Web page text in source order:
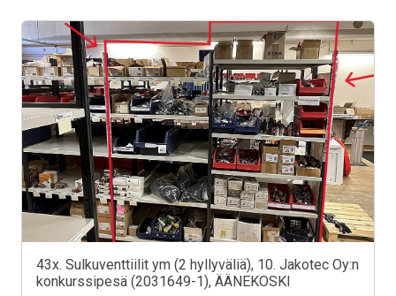
43x. Sulkuventtiilit ym (2 hyllyväliä), 10. Jakotec Oy:n
konkurssipesä (2031649-1), ÄÄNEKOSKI